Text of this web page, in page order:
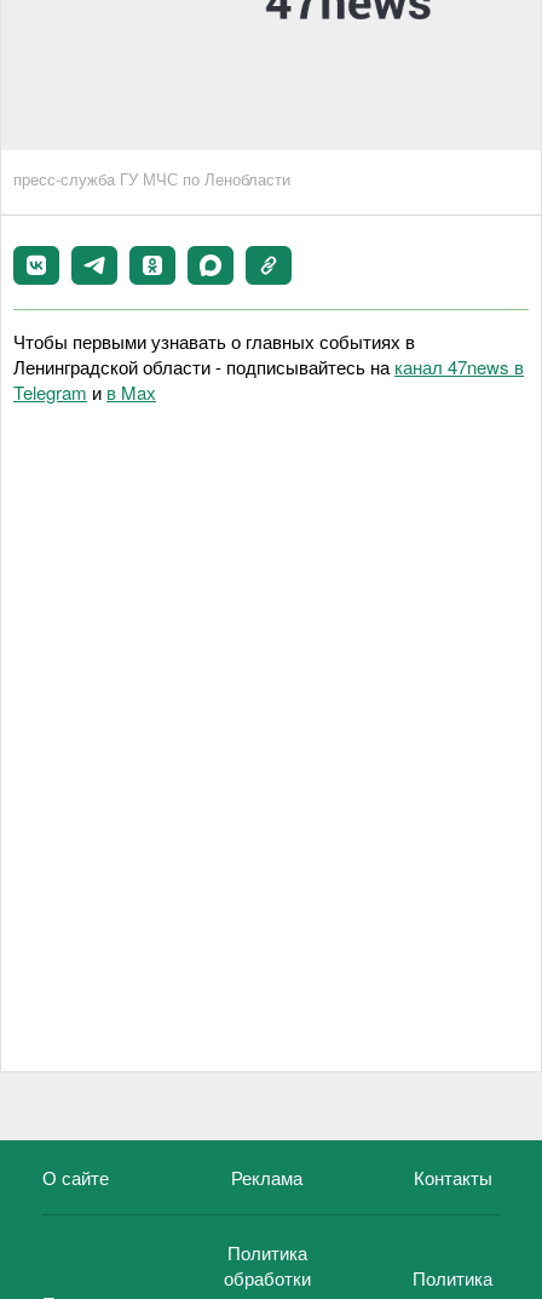
пресс-служба ГУ МЧС по Ленобласти
Чтобы первыми узнавать о главных событиях в
Ленинградской области - подписывайтесь на канал 47news в
Telegram и в Maх
О сайте Реклама Контакты
Политика
обработки
Политика